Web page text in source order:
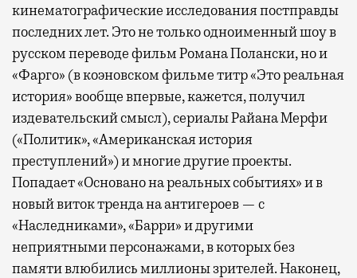
кинематографические исследования постправды
последних лет. Это не только одноименный шоу в
русском переводе фильм Романа Полански, но и
«Фарго» (в коэновском фильме титр «Это реальная
история» вообще впервые, кажется, получил
издевательский смысл), сериалы Райана Мерфи
(«Политик», «Американская история
преступлений») и многие другие проекты.
Попадает «Основано на реальных событиях» и в
новый виток тренда на антигероев — с
«Наследниками», «Барри» и другими
неприятными персонажами, в которых без
памяти влюбились миллионы зрителей. Наконец,